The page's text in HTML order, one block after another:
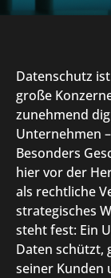
Datenschutz
große
zunehmend
Unternehmen
Besonders
hier vor der
als rechtliche
strategisches
steht fest: Ein
Daten schützt,
seiner Kunden